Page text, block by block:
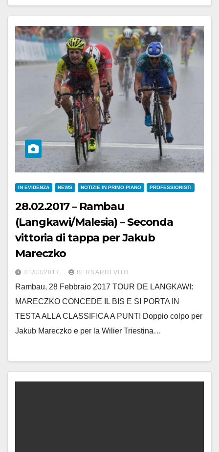
IN EVIDENZA NEWS NOTIZIE IN PRIMO PIANO PROFESSIONISTI
28.02.2017 – Rambau
(Langkawi/Malesia) – Seconda
vittoria di tappa per Jakub
Mareczko
01/03/2017 BERNARDI VITO
Rambau, 28 Febbraio 2017 TOUR DE LANGKAWI:
MARECZKO CONCEDE IL BIS E SI PORTA IN
TESTA ALLA CLASSIFICA A PUNTI Doppio colpo per
Jakub Mareczko e per la Wilier Triestina…